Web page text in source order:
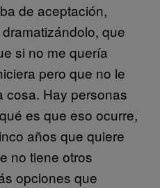
de aceptación,
que
si no me quería
pero que no le
cosa. Hay personas
es que eso ocurre,
años que quiere
no tiene otros
opciones que